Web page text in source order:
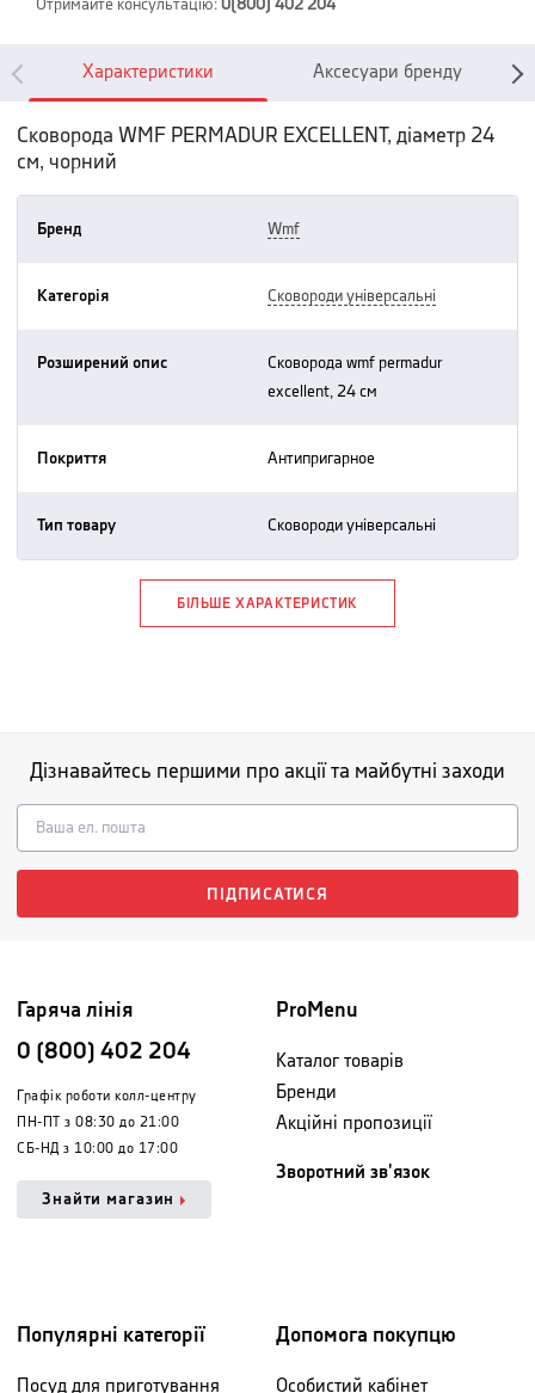
Отримайте консультацію: 0(800) 402 204
Характеристики Аксесуари бренду
Сковорода WMF PERMADUR EXCELLENT, діаметр 24
см, чорний
Бренд wmf
Категорія сковороди універсальні
Розширений опис
сковорода wmf permadur
excellent, 24 см
Покриття антипригарное
Тип товару сковороди універсальні
БІЛЬШЕ ХАРАКТЕРИСТИК
Дізнавайтесь першими про акції та майбутні заходи
ПІДПИСАТИСЯ
Гаряча лінія
0 (800) 402 204
Графік роботи колл-центру
ПН-ПТ з 08:30 до 21:00
СБ-НД з 10:00 до 17:00
Знайти магазин
ProMenu
Каталог товарів
Бренди
Акційні пропозиції
Зворотний зв'язок
Популярні категорії
Посуд для приготування
Допомога покупцю
Особистий кабінет